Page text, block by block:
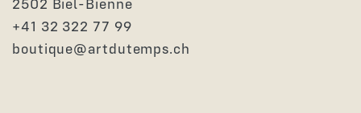
2502 Biel-Bienne
+41 32 322 77 99
boutique@artdutemps.ch